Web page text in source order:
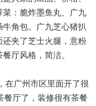
：脆炸墨鱼丸、广九
角包。广九芝心猪扒
夹了芝士火腿，意粉
厅风格，简洁。
在广州市区里面开了很
餐厅了，装修很有茶餐